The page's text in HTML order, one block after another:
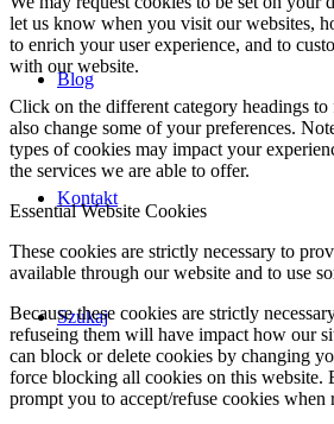
Blog
Kontakt
Szukaj
let us know when you visit our websites,
to enrich your user experience, and to
with our website.
Click on the different category headings
also change some of your preferences.
types of cookies may impact your
the services we are able to offer.
Essential Website Cookies
These cookies are strictly necessary to
available through our website and to use
Because these cookies are strictly
refuseing them will have impact how our
can block or delete cookies by changing
force blocking all cookies on this website.
prompt you to accept/refuse cookies when